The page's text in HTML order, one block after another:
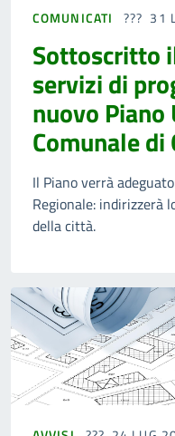
COMUNICATI 31
Sottoscritto
servizi di
nuovo
Comunale di
Il Piano verrà
Regionale: indirizzerà
della città.